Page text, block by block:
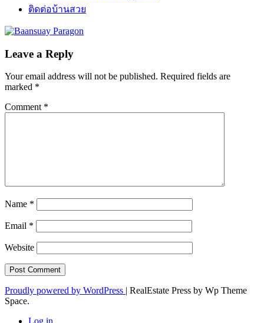
ติดต่อบ้านสวย
Leave a Reply
Your email address will not be published. Required fields are
marked *
Comment *
Name *
Email *
Website
Proudly powered by WordPress | RealEstate Press by Wp Theme
Space.